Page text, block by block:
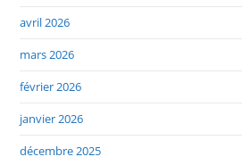
avril 2026
mars 2026
février 2026
janvier 2026
décembre 2025